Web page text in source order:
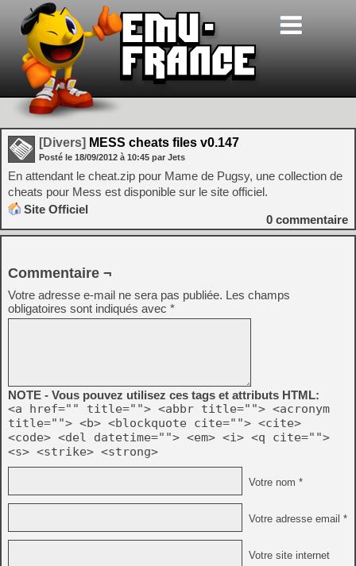
[Divers] MESS cheats files v0.147
Posté le 18/09/2012 à 10:45 par Jets
En attendant le cheat.zip pour Mame de Pugsy, une collection de
cheats pour Mess est disponible sur le site officiel.
Site Officiel
0 commentaire
Commentaire ¬
Votre adresse e-mail ne sera pas publiée. Les champs
obligatoires sont indiqués avec *
NOTE - Vous pouvez utilisez ces tags et attributs HTML:
<a href="" title=""> <abbr title=""> <acronym
title=""> <b> <blockquote cite=""> <cite>
<code> <del datetime=""> <em> <i> <q cite="">
<s> <strike> <strong>
Votre nom *
Votre adresse email *
Votre site internet